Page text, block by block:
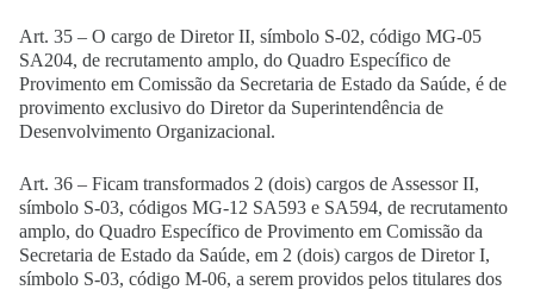
Art. 35 – O cargo de Diretor II, símbolo S-02, código MG-05
SA204, de recrutamento amplo, do Quadro Específico de
Provimento em Comissão da Secretaria de Estado da Saúde, é de
provimento exclusivo do Diretor da Superintendência de
Desenvolvimento Organizacional.
Art. 36 – Ficam transformados 2 (dois) cargos de Assessor II,
símbolo S-03, códigos MG-12 SA593 e SA594, de recrutamento
amplo, do Quadro Específico de Provimento em Comissão da
Secretaria de Estado da Saúde, em 2 (dois) cargos de Diretor I,
símbolo S-03, código M-06, a serem providos pelos titulares dos